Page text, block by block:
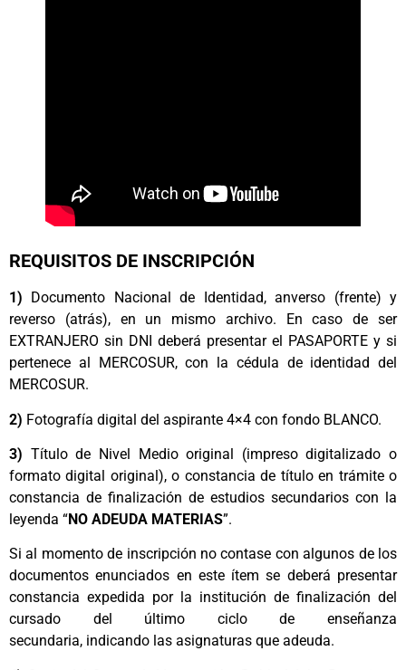
REQUISITOS DE INSCRIPCIÓN
1) Documento Nacional de Identidad, anverso (frente) y
reverso (atrás), en un mismo archivo. En caso de ser
EXTRANJERO sin DNI deberá presentar el PASAPORTE y si
pertenece al MERCOSUR, con la cédula de identidad del
MERCOSUR.
2) Fotografía digital del aspirante 4×4 con fondo BLANCO.
3) Título de Nivel Medio original (impreso digitalizado o
formato digital original), o constancia de título en trámite o
constancia de finalización de estudios secundarios con la
leyenda “NO ADEUDA MATERIAS”.
Si al momento de inscripción no contase con algunos de los
documentos enunciados en este ítem se deberá presentar
constancia expedida por la institución de finalización del
cursado del último ciclo de enseñanza
secundaria, indicando las asignaturas que adeuda.